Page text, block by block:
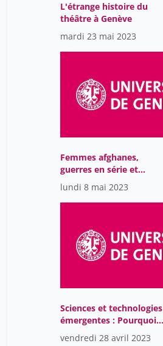
L'étrange histoire du
théâtre à Genève
mardi 23 mai 2023
Femmes afghanes,
guerres en série et
violence impériale
lundi 8 mai 2023
Sciences et technologies
émergentes : Pourquoi
tant de promesses?
vendredi 28 avril 2023